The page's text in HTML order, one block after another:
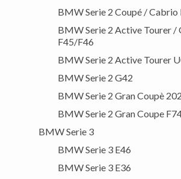
BMW Serie 2 Coupé /
BMW Serie 2 Active Tourer /
F45/F46
BMW Serie 2 Active Tourer
BMW Serie 2 G42
BMW Serie 2 Gran Coupè
BMW Serie 2 Gran Coupe
BMW Serie 3
BMW Serie 3 E46
BMW Serie 3 E36